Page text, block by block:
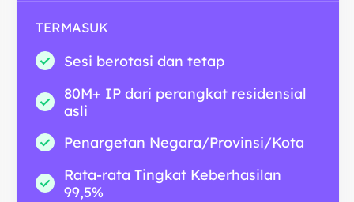
TERMASUK
Sesi berotasi dan tetap
80M+ IP dari perangkat residensial
asli
Penargetan Negara/Provinsi/Kota
Rata-rata Tingkat Keberhasilan
99,5%